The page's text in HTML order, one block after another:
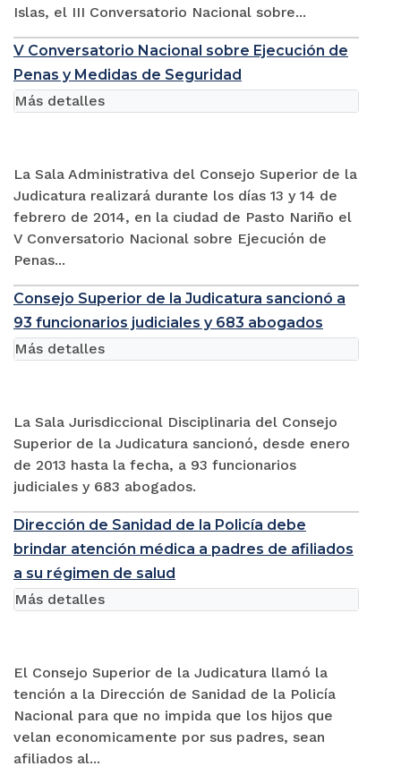
Islas, el III Conversatorio Nacional sobre...
V Conversatorio Nacional sobre Ejecución de
Penas y Medidas de Seguridad
La Sala Administrativa del Consejo Superior de la
Judicatura realizará durante los días 13 y 14 de
febrero de 2014, en la ciudad de Pasto Nariño el
V Conversatorio Nacional sobre Ejecución de
Penas...
Más detalles
Consejo Superior de la Judicatura sancionó a
93 funcionarios judiciales y 683 abogados
La Sala Jurisdiccional Disciplinaria del Consejo
Superior de la Judicatura sancionó, desde enero
de 2013 hasta la fecha, a 93 funcionarios
judiciales y 683 abogados.
Más detalles
Dirección de Sanidad de la Policía debe
brindar atención médica a padres de afiliados
a su régimen de salud
El Consejo Superior de la Judicatura llamó la
tención a la Dirección de Sanidad de la Policía
Nacional para que no impida que los hijos que
velan economicamente por sus padres, sean
afiliados al...
Más detalles